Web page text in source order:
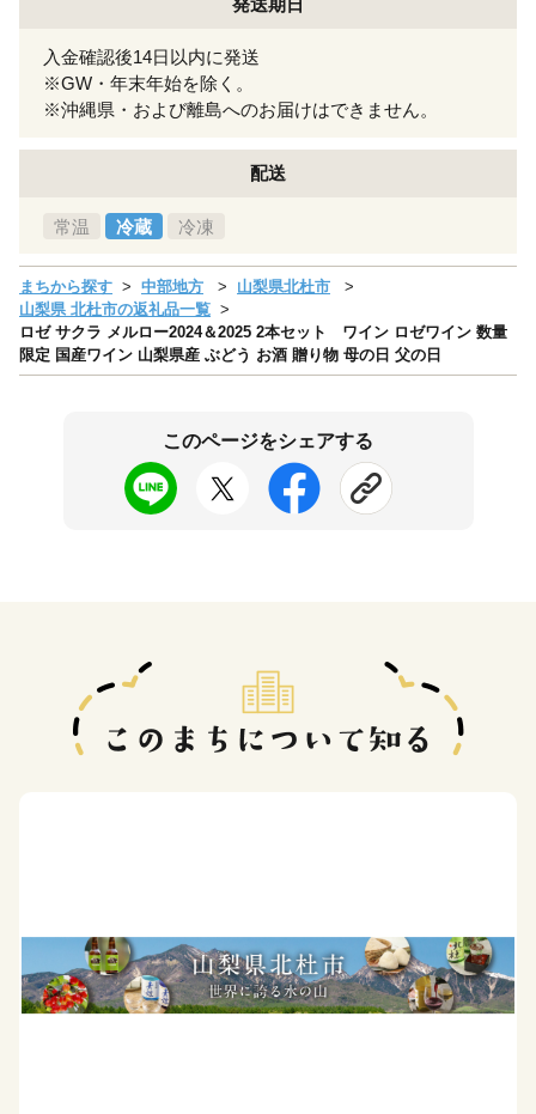
入金確認後14日以内に発送
※GW・年末年始を除く。
※沖縄県・および離島へのお届けはできません。
配送
常温 冷蔵 冷凍
まちから探す 中部地方
山梨県北杜市
山梨県 北杜市の返礼品一覧
ロゼ サクラ メルロー2024＆2025 2本セット ワイン ロゼワイン 数量
限定 国産ワイン 山梨県産 ぶどう お酒 贈り物 母の日 父の日
このページをシェアする